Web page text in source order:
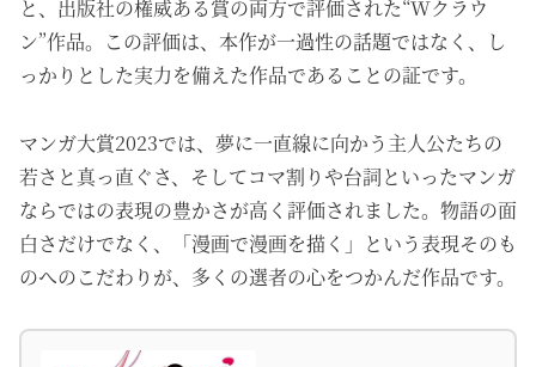
と、出版社の権威ある賞の両方で評価された“Wクラウ
ン”作品。この評価は、本作が一過性の話題ではなく、し
っかりとした実力を備えた作品であることの証です。
マンガ大賞2023では、夢に一直線に向かう主人公たちの
若さと真っ直ぐさ、そしてコマ割りや台詞といったマンガ
ならではの表現の豊かさが高く評価されました。物語の面
白さだけでなく、「漫画で漫画を描く」という表現そのも
のへのこだわりが、多くの選者の心をつかんだ作品です。